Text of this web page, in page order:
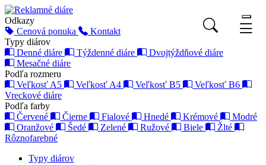
Odkazy
Cenová ponuka
Kontakt
Typy diárov
Denné diáre
Týždenné diáre
Dvojtýždňové diáre
Mesačné diáre
Podľa rozmeru
Veľkosť A5
Veľkosť A4 Veľkosť B5
Veľkosť B6
Vreckové diáre
Podľa farby
Červené
Čierne Fialové Hnedé Krémové
Modré
Oranžové
Šedé Zelené Ružové Biele
Žlté
Rôznofarebné
Typy diárov